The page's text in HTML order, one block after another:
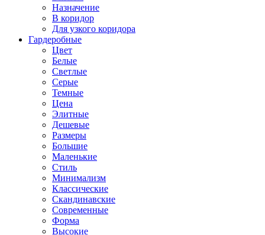
Назначение
В коридор
Для узкого коридора
Гардеробные
Цвет
Белые
Светлые
Серые
Темные
Цена
Элитные
Дешевые
Размеры
Большие
Маленькие
Стиль
Минимализм
Классические
Скандинавские
Современные
Форма
Высокие